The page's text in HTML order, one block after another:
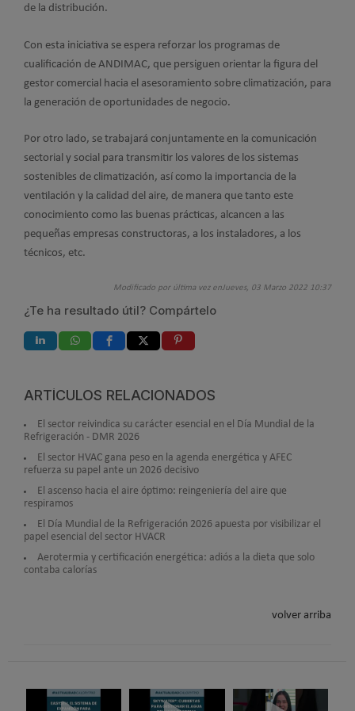
de la distribución.
Con esta iniciativa se espera reforzar los programas de
cualificación de ANDIMAC, que persiguen orientar la figura del
gestor comercial hacia el asesoramiento sobre climatización, para
la generación de oportunidades de negocio.
Por otro lado, se trabajará conjuntamente en la comunicación
sectorial y social para transmitir los valores de los sistemas
sostenibles de climatización, así como la importancia de la
ventilación y la calidad del aire, de manera que tanto este
conocimiento como las buenas prácticas, alcancen a las
pequeñas empresas constructoras, a los instaladores, a los
técnicos, etc.
Modificado por última vez enJueves, 03 Marzo 2022 10:37
¿Te ha resultado útil? Compártelo
ARTÍCULOS RELACIONADOS
El sector reivindica su carácter esencial en el Día Mundial de la
Refrigeración - DMR 2026
El sector HVAC gana peso en la agenda energética y AFEC
refuerza su papel ante un 2026 decisivo
El ascenso hacia el aire óptimo: reingeniería del aire que
respiramos
El Día Mundial de la Refrigeración 2026 apuesta por visibilizar el
papel esencial del sector HVACR
Aerotermia y certificación energética: adiós a la dieta que solo
contaba calorías
volver arriba